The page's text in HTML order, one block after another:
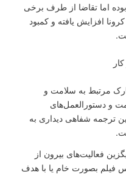
اما تقاضا از طرف برخی
افزایش یافته و کمبود
مرتبط به سلامت و
و دستورالعمل‌های
ترجمه شفاهی دیداری به
فعالیت‌های بیرون از
فیلم بصورت خام یا با هدف